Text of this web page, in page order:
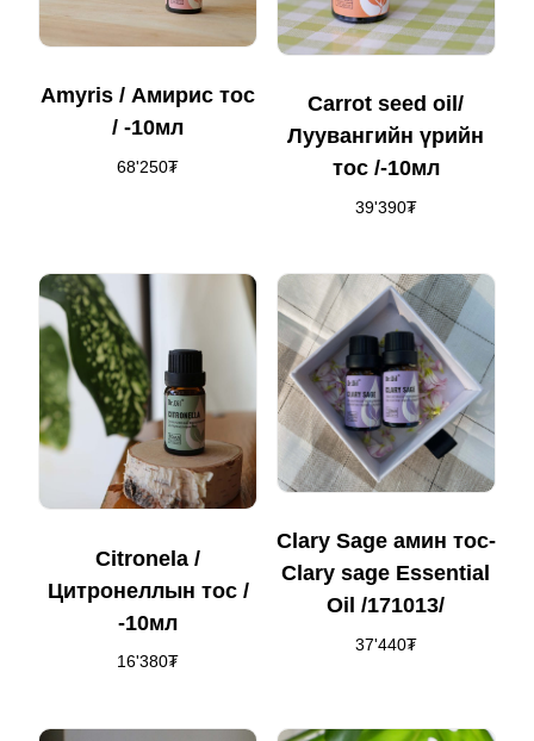
Amyris / Амирис тос
/ -10мл
68'250₮
Carrot seed oil/
Луувангийн үрийн
тос /-10мл
39'390₮
Citronela /
Цитронеллын тос /
-10мл
16'380₮
Clary Sage амин тос-
Clary sage Essential
Oil /171013/
37'440₮